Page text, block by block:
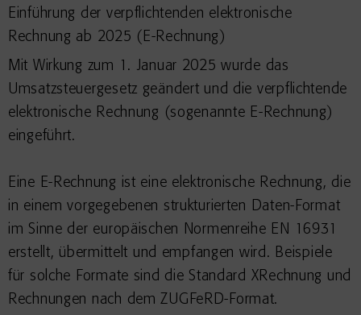
Einführung der verpflichtenden elektronische
Rechnung ab 2025 (E-Rechnung)
Mit Wirkung zum 1. Januar 2025 wurde das
Umsatzsteuergesetz geändert und die verpflichtende
elektronische Rechnung (sogenannte E-Rechnung)
eingeführt.
Eine E-Rechnung ist eine elektronische Rechnung, die
in einem vorgegebenen strukturierten Daten-Format
im Sinne der europäischen Normenreihe EN 16931
erstellt, übermittelt und empfangen wird. Beispiele
für solche Formate sind die Standard XRechnung und
Rechnungen nach dem ZUGFeRD-Format.